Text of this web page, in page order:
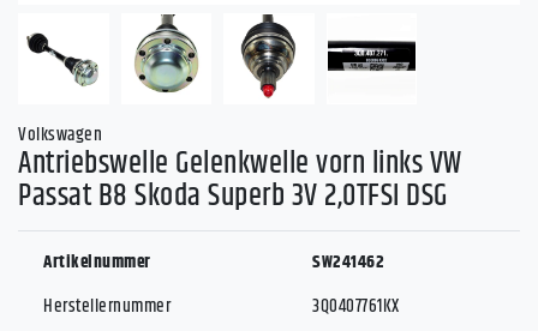
Volkswagen
Antriebswelle Gelenkwelle vorn links VW
Passat B8 Skoda Superb 3V 2,0TFSI DSG
Artikelnummer
Herstellernummer
SW241462
3Q0407761KX